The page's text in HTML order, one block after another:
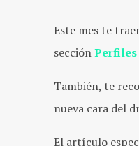
Este mes te
secciónPerfiles
También, te
nueva cara del
El artículo